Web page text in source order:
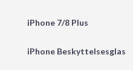
iPhone 7/8 Plus
iPhone Beskyttelsesglas